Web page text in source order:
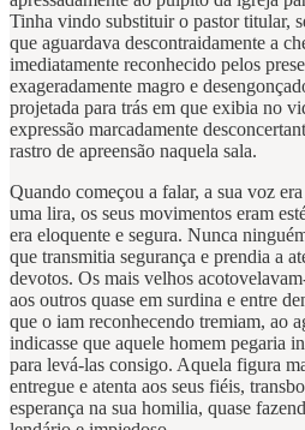
Tinha vindo substituir o pastor titular,
que aguardava descontraidamente a
imediatamente reconhecido pelos
exageradamente magro e
projetada para trás em que exibia no
expressão marcadamente
rastro de apreensão naquela sala.
Quando começou a falar, a sua voz
uma lira, os seus movimentos eram
era eloquente e segura. Nunca
que transmitia segurança e prendia a
devotos. Os mais velhos
aos outros quase em surdina e entre
que o iam reconhecendo tremiam, ao
indicasse que aquele homem pegaria
para levá-las consigo. Aquela figura
entregue e atenta aos seus fiéis,
esperança na sua homilia, quase